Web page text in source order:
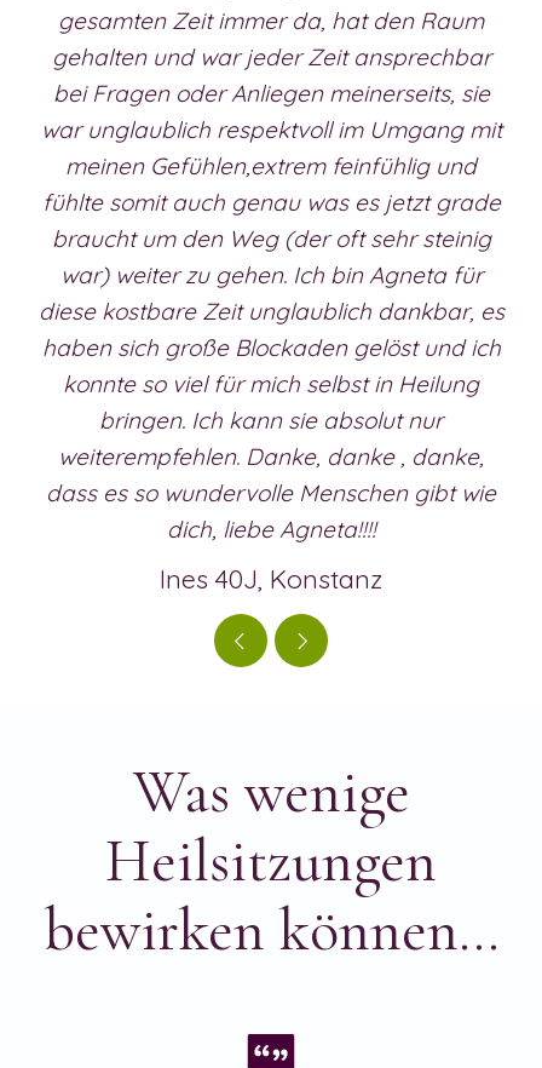
gesamten Zeit immer da, hat den Raum
gehalten und war jeder Zeit ansprechbar
bei Fragen oder Anliegen meinerseits, sie
war unglaublich respektvoll im Umgang mit
meinen Gefühlen,extrem feinfühlig und
fühlte somit auch genau was es jetzt grade
braucht um den Weg (der oft sehr steinig
war) weiter zu gehen. Ich bin Agneta für
diese kostbare Zeit unglaublich dankbar, es
haben sich große Blockaden gelöst und ich
konnte so viel für mich selbst in Heilung
bringen. Ich kann sie absolut nur
weiterempfehlen. Danke, danke , danke,
dass es so wundervolle Menschen gibt wie
dich, liebe Agneta!!!!
Ines 40J, Konstanz
Was wenige
Heilsitzungen
bewirken können…